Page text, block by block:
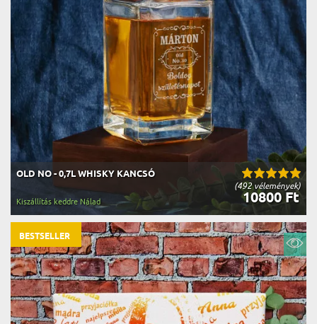
(492 vélemények)
OLD NO - 0,7L WHISKY KANCSÓ
10800 Ft
Kiszállítás keddre Nálad
BESTSELLER